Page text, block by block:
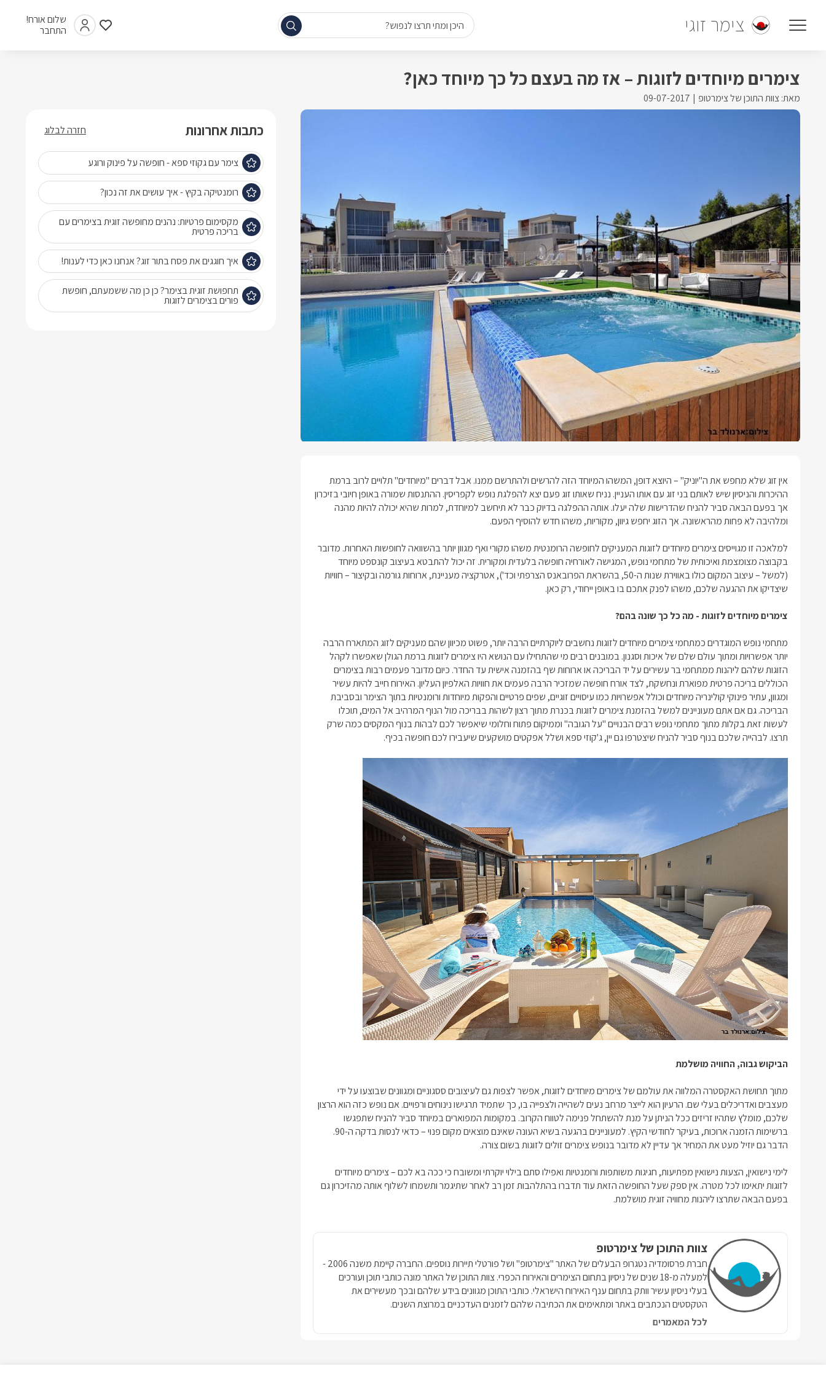
צימר זוגי
שלום אורח!
התחבר
היכן ומתי תרצו לנפוש?
צימרים מיוחדים לזוגות – אז מה בעצם כל כך מיוחד כאן?
מאת: צוות התוכן של צימרטופ 09-07-2017
אין זוג שלא מחפש את ה"יוניק" – היוצא דופן, המשהו המיוחד הזה להרשים ולהתרשם ממנו. אבל דברים "מיוחדים" תלויים לרוב ברמת
ההיכרות והניסיון שיש לאותם בני זוג עם אותו העניין. נניח שאותו זוג פעם יצא להפלגת נופש לקפריסין. ההתנסות שמורה באופן חיובי בזיכרון
אך בפעם הבאה סביר להניח שהדרישות שלה יעלו. אותה ההפלגה בדיוק כבר לא תיחשב למיוחדת, למרות שהיא יכולה להיות מהנה
ומלהיבה לא פחות מהראשונה. אך הזוג יחפש גיוון, מקוריות, משהו חדש להוסיף הפעם.
למלאכה זו מגוייסיםצימרים מיוחדים לזוגותהמעניקים לחופשה הרומנטית משהו מקורי ואף מגוון יותר בהשוואה לחופשות האחרות. מדובר
בקבוצה מצומצמת ואיכותית של מתחמי נופש, המגישה לאורחיה חופשה בלעדית ומקורית. זה יכול להתבטא בעיצוב קונספט מיוחד
(למשל – עיצוב המקום כולו באווירת שנות ה-50, בהשראת הפרובאנס הצרפתי וכד'), אטרקציה מעניינת, ארוחות גורמה ובקיצור – חוויות
שיצדיקו את ההגעה שלכם, משהו לפנק אתכם בו באופן ייחודי, רק כאן.
צימרים מיוחדים לזוגות - מה כל כך שונה בהם?
מתחמי נופש המוגדרים כמתחמיצימרים מיוחדים לזוגותנחשבים ליוקרתיים הרבה יותר, פשוט מכיוון שהם מעניקים לזוג המתארח הרבה
יותר אפשרויות ומתוך עולם שלם של איכות וסגנון. במובנים רבים מי שהתחילו עם הנושא היוצימרים לזוגות ברמת הגולןשאפשרו לקהל
הזוגות שלהם ליהנות ממתחמי בר עשירים על יד הבריכה או ארוחות שף בהזמנה אישית עד החדר. כיום מדובר פעמים רבות בצימרים
הכוללים בריכה פרטית מפוארת ונחשקת, לצד אורח חופשה שמזכיר הרבה פעמים את חוויות האלפיון העליון. האירוח חייב להיות עשיר
ומגוון, עתיר פינוקי קולינריה מיוחדים וכולל אפשרויות כמו עיסויים זוגיים, שפים פרטיים והפקות מיוחדות ורומנטיות בתוך הצימר ובסביבת
הבריכה. גם אם אתם מעוניינים למשל בהזמנתצימרים לזוגות בכנרתמתוך רצון לשהות בבריכה מול הנוף המרהיב אל המים, תוכלו
לעשות זאת בקלות מתוך מתחמי נופש רבים הבנויים "על הגובה" וממיקום פתוח וחלומי שיאפשר לכם לבהות בנוף המקסים כמה שרק
תרצו. לבהייה שלכם בנוף סביר להניח שיצטרפו גם יין, ג'קוזי ספא ושלל אפקטים מושקעים שיעבירו לכם חופשה בכיף.
הביקוש גבוה, החוויה מושלמת
מתוך תחושת האקסטרה המלווה את עולמם שלצימרים מיוחדים לזוגות, אפשר לצפות גם לעיצובים ססגוניים ומגוונים שבוצעו על ידי
מעצבים ואדריכלים בעלי שם. הרעיון הוא לייצר מרחב נעים לשהייה ולצפייה בו, כך שתמיד תרגישו נינוחים ורפויים. אם נופש כזה הוא הרצון
שלכם, מומלץ שתהיו זריזים ככל הניתן על מנת להשתחל פנימה לטווח הקרוב. במקומות המפוארים במיוחד סביר להניח שתפגשו
ברשימות הזמנה ארוכות, בעיקר לחודשי הקיץ. למעוניינים בהגעה בשיא העונה שאינם מוצאים מקום פנוי – כדאי לנסות בדקה ה-90.
הדבר גם יוזיל מעט את המחיר אך עדיין לא מדובר בנופשצימרים זולים לזוגותבשום צורה.
לימי נישואין, הצעות נישואין מפתיעות, חגיגות משותפות ורומנטיות ואפילו סתם בילוי יוקרתי ומשובח כי ככה בא לכם –צימרים מיוחדים
לזוגותיתאימו לכל מטרה. אין ספק שעל החופשה הזאת עוד תדברו בהתלהבות זמן רב לאחר שתיגמר ותשמחו לשלוף אותה מהזיכרון גם
בפעם הבאה שתרצו ליהנות מחוויה זוגית מושלמת.
צוות התוכן של צימרטופ
חברת פרסומדיה נטגרופ הבעלים של האתר "צימרטופ" ושל פורטלי תיירות נוספים. החברה קיימת משנה 2006 -
למעלה מ-18 שנים של ניסיון בתחום הצימרים והאירוח הכפרי. צוות התוכן של האתר מונה כותבי תוכן ועורכים
בעלי ניסיון עשיר וותק בתחום ענף האירוח הישראלי. כותבי התוכן מגוונים בידע שלהם ובכך מעשירים את
הטקסטים הנכתבים באתר ומתאימים את הכתיבה שלהם לזמנים העדכניים במרוצת השנים.
לכל המאמרים
כתבות אחרונות
צימר עם גקוזי ספא - חופשה על פינוק ורוגע
רומנטיקה בקיץ - איך עושים את זה נכון?
מקסימום פרטיות: נהנים מחופשה זוגית בצימרים עם
בריכה פרטית
איך חוגגים את פסח בתור זוג? אנחנו כאן כדי לענות!
תחפושת זוגית בצימר? כן כן מה ששמעתם, חופשת
פורים בצימרים לזוגות
חזרה לבלוג